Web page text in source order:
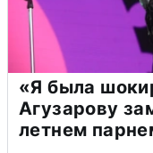
«Я была
Агузарову
летнем